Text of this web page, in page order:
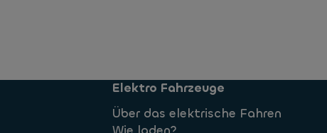
Elektro Fahrzeuge
Über das elektrische Fahren